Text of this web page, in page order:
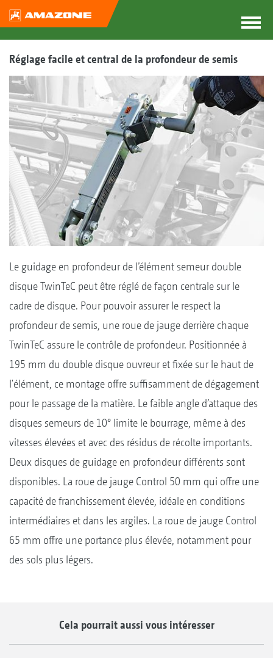
Réglage facile et central de la profondeur de semis
Le guidage en profondeur de l’élément semeur double
disque TwinTeC peut être réglé de façon centrale sur le
cadre de disque. Pour pouvoir assurer le respect la
profondeur de semis, une roue de jauge derrière chaque
TwinTeC assure le contrôle de profondeur. Positionnée à
195 mm du double disque ouvreur et fixée sur le haut de
l'élément, ce montage offre suffisamment de dégagement
pour le passage de la matière. Le faible angle d’attaque des
disques semeurs de 10° limite le bourrage, même à des
vitesses élevées et avec des résidus de récolte importants.
Deux disques de guidage en profondeur différents sont
disponibles. La roue de jauge Control 50 mm qui offre une
capacité de franchissement élevée, idéale en conditions
intermédiaires et dans les argiles. La roue de jauge Control
65 mm offre une portance plus élevée, notamment pour
des sols plus légers.
Cela pourrait aussi vous intéresser